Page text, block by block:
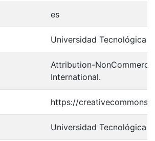
es
Universidad Tecnológica
Attribution-
International.
https://
Universidad Tecnológica